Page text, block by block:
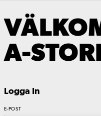
A-
Logga In
E-POST